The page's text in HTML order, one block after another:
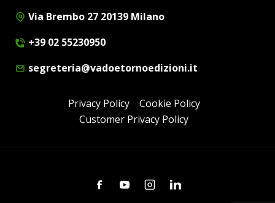
Via Brembo 27 20139 Milano
+39 02 55230950
segreteria@vadoetornoedizioni.it
Privacy Policy
Cookie Policy
Customer Privacy Policy
FacebookYoutubeInstagramLinkedin